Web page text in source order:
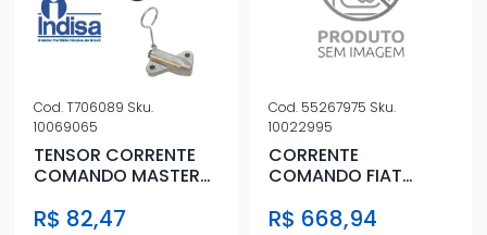
Cod.T706089 Sku.
10069065
TENSOR CORRENTE
COMANDO MASTER
R$ 82,47
Cod. 55267975 Sku.
10022995
CORRENTE
COMANDO FIAT
R$ 668,94